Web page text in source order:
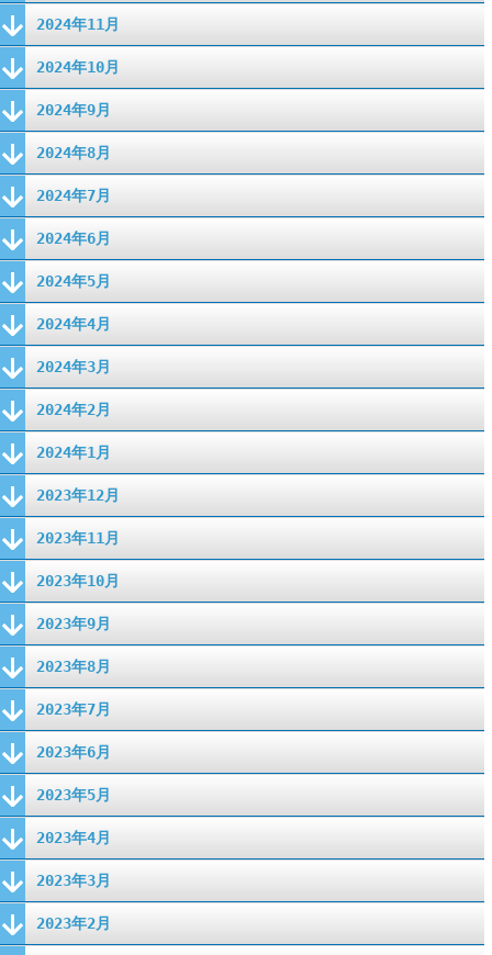
2024年11月
2024年10月
2024年9月
2024年8月
2024年7月
2024年6月
2024年5月
2024年4月
2024年3月
2024年2月
2024年1月
2023年12月
2023年11月
2023年10月
2023年9月
2023年8月
2023年7月
2023年6月
2023年5月
2023年4月
2023年3月
2023年2月